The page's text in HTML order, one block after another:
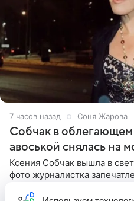
7 часов назад Соня Жарова
Собчак в облегающем
авоськой снялась на
Ксения Собчак вышла в
фото журналистка
юбка-миди, вьетнамки на